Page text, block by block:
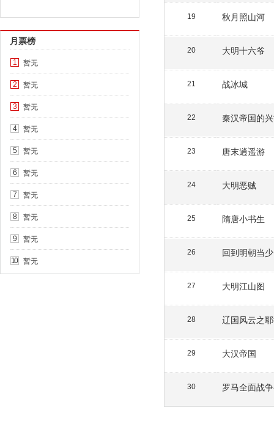
月票榜
1 暂无
2 暂无
3 暂无
4 暂无
5 暂无
6 暂无
7 暂无
8 暂无
9 暂无
10 暂无
19 秋月照山河
20 大明十六爷
21 战冰城
22 秦汉帝国的
23 唐末逍遥游
24 大明恶贼
25 隋唐小书生
26 回到明朝当
27 大明江山图
28 辽国风云之
29 大汉帝国
30 罗马全面战